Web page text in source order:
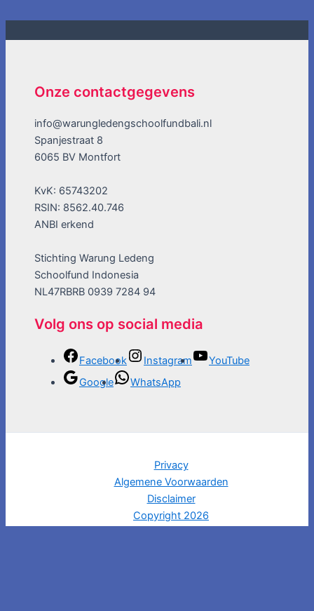
Onze contactgegevens
info@warungledengschoolfundbali.nl
Spanjestraat 8
6065 BV Montfort
KvK: 65743202
RSIN: 8562.40.746
ANBI erkend
Stichting Warung Ledeng
Schoolfund Indonesia
NL47RBRB 0939 7284 94
Volg ons op social media
Facebook Instagram
YouTube
Google
WhatsApp
Privacy
Algemene Voorwaarden
Disclaimer
Copyright 2026